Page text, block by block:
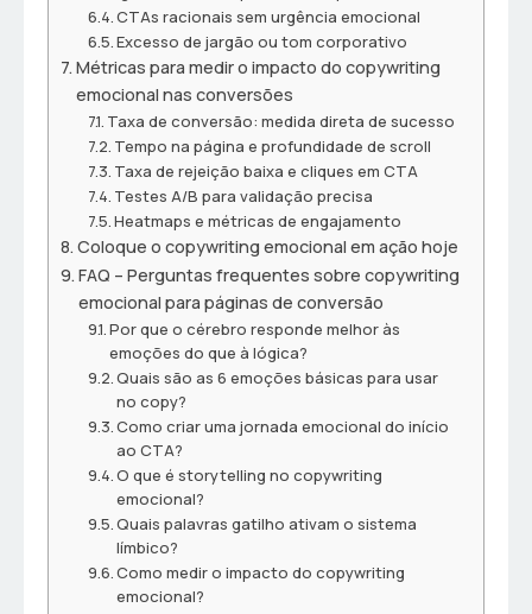
CTAs racionais sem urgência emocional
Excesso de jargão ou tom corporativo
Métricas para medir o impacto do copywriting
emocional nas conversões
Taxa de conversão: medida direta de sucesso
Tempo na página e profundidade de scroll
Taxa de rejeição baixa e cliques em CTA
Testes A/B para validação precisa
Heatmaps e métricas de engajamento
Coloque o copywriting emocional em ação hoje
FAQ – Perguntas frequentes sobre copywriting
emocional para páginas de conversão
Por que o cérebro responde melhor às
emoções do que à lógica?
Quais são as 6 emoções básicas para usar
no copy?
Como criar uma jornada emocional do início
ao CTA?
O que é storytelling no copywriting
emocional?
Quais palavras gatilho ativam o sistema
límbico?
Como medir o impacto do copywriting
emocional?